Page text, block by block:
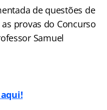
de questões de
provas do Concurso
Samuel